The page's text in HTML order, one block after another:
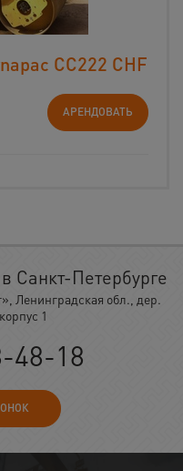
CС222 CHF
АРЕНДОВАТЬ
Санкт-Петербурге
Ленинградская обл., дер.
1
48-18